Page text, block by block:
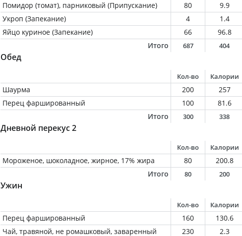
Помидор (томат), парниковый (Припускание)
80 9.9
Укроп (Запекание)
4 1.4
Яйцо куриное (Запекание)
66 96.8
Итого
687 404
Обед
Кол-во Калории
Шаурма 200 257
Перец фаршированный
100 81.6
Итого
300 338
Дневной перекус 2
Кол-во Калории
Мороженое, шоколадное, жирное, 17% жира 80 200.8
Итого
80 200
Ужин
Кол-во Калории
Перец фаршированный 160 130.6
Чай, травяной, не ромашковый, заваренный
230 2.3